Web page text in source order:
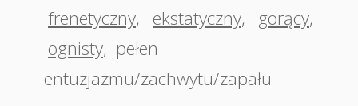
frenetyczny, ekstatyczny, gorący,
ognisty, pełen
entuzjazmu/zachwytu/zapału